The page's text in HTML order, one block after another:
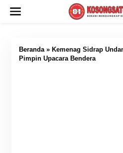
Beranda» Kemenag Sidrap
Pimpin Upacara Bendera